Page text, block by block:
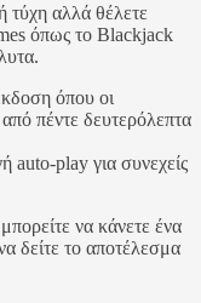
τύχη αλλά θέλετε
όπως το Blackjack
όπου οι
πέντε δευτερόλεπτα
auto‑play για συνεχείς
να κάνετε ένα
δείτε το αποτέλεσμα